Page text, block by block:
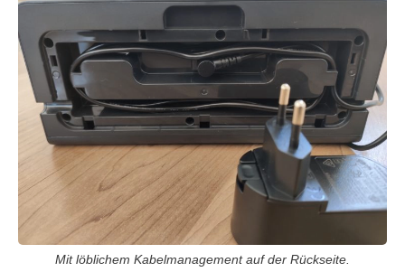
Mit löblichem Kabelmanagement auf der Rückseite.